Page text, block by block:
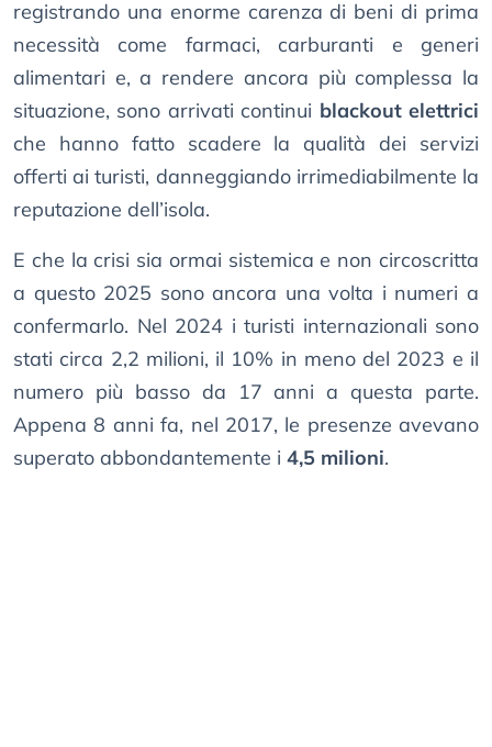
registrando una enorme carenza di beni di prima
necessità come farmaci, carburanti e generi
alimentari e, a rendere ancora più complessa la
situazione, sono arrivati continui blackout elettrici
che hanno fatto scadere la qualità dei servizi
offerti ai turisti, danneggiando irrimediabilmente la
reputazione dell’isola.
E che la crisi sia ormai sistemica e non circoscritta
a questo 2025 sono ancora una volta i numeri a
confermarlo. Nel 2024 i turisti internazionali sono
stati circa 2,2 milioni, il 10% in meno del 2023 e il
numero più basso da 17 anni a questa parte.
Appena 8 anni fa, nel 2017, le presenze avevano
superato abbondantemente i 4,5 milioni.